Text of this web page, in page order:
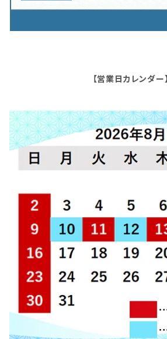
【営業日カレンダー】